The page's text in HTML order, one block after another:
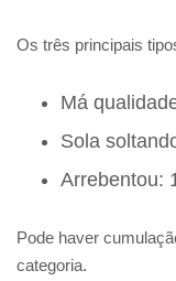
Os três principais
Má
Sola
Arrebentou:
Pode haver
categoria.